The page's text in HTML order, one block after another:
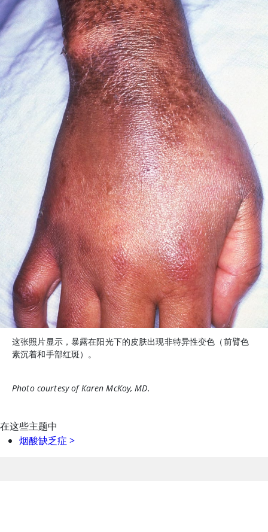
这张照片显示，暴露在阳光下的皮肤出现非特异性变色（前臂色
素沉着和手部红斑）。
Photo courtesy of Karen McKoy, MD.
在这些主题中
烟酸缺乏症 >